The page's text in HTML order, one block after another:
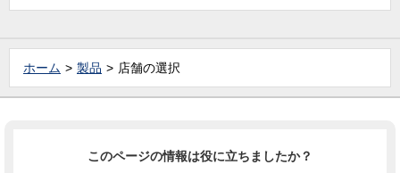
ホーム 製品 店舗の選択
このページの情報は役に立ちましたか？